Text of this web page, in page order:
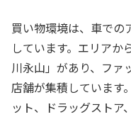
買い物環境は、車での
しています。エリアか
川永山」があり、ファ
店舗が集積しています
ット、ドラッグストア